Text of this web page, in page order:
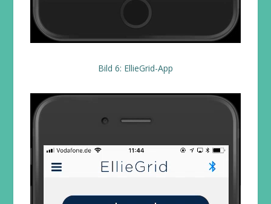
Bild 6: EllieGrid-App